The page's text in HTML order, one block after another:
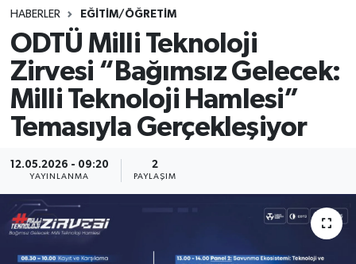
HABERLER EĞİTİM/ÖĞRETİM
ODTÜ Milli Teknoloji
Zirvesi “Bağımsız Gelecek:
Milli Teknoloji Hamlesi”
Temasıyla Gerçekleşiyor
12.05.2026 - 09:20
YAYINLANMA
2
PAYLAŞIM
SINAVLAR
YARIŞMA/ETKİNLİKLER
ANKET
AKADEMİK/BİLİM
MEVZUAT/KARARLAR